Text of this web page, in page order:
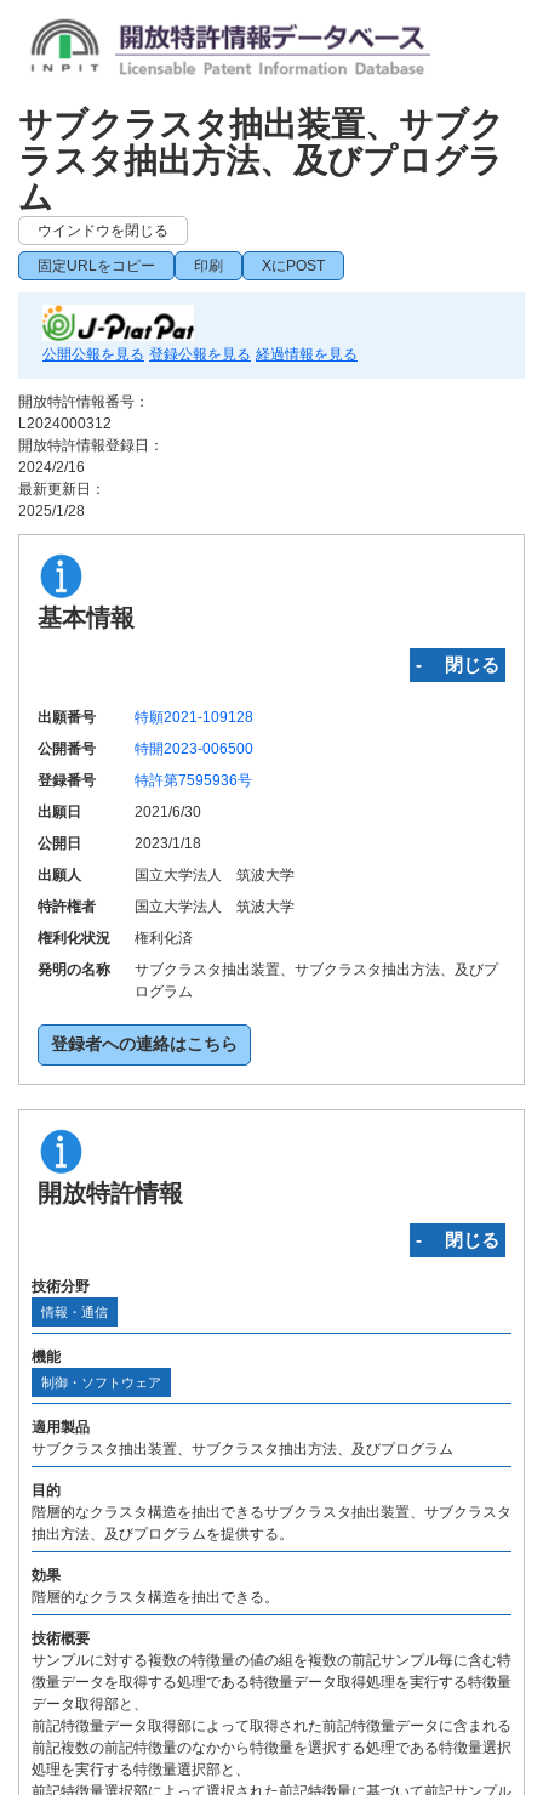
サブクラスタ抽出装置、サブク
ラスタ抽出方法、及びプログラ
ム
ウインドウを閉じる
固定URLをコピー 印刷 XにPOST
公開公報を見る 登録公報を見る 経過情報を見る
開放特許情報番号：
L2024000312
開放特許情報登録日：
2024/2/16
最新更新日：
2025/1/28
基本情報
‐ 閉じる
出願番号
特願2021-109128
公開番号
特開2023-006500
登録番号
特許第7595936号
出願日
2021/6/30
公開日
2023/1/18
出願人
国立大学法人 筑波大学
特許権者
国立大学法人 筑波大学
権利化状況
権利化済
発明の名称
サブクラスタ抽出装置、サブクラスタ抽出方法、及びプ
ログラム
登録者への連絡はこちら
開放特許情報
‐ 閉じる
技術分野
情報・通信
機能
制御・ソフトウェア
適用製品
サブクラスタ抽出装置、サブクラスタ抽出方法、及びプログラム
目的
階層的なクラスタ構造を抽出できるサブクラスタ抽出装置、サブクラスタ
抽出方法、及びプログラムを提供する。
効果
階層的なクラスタ構造を抽出できる。
技術概要
サンプルに対する複数の特徴量の値の組を複数の前記サンプル毎に含む特
徴量データを取得する処理である特徴量データ取得処理を実行する特徴量
データ取得部と、
前記特徴量データ取得部によって取得された前記特徴量データに含まれる
前記複数の前記特徴量のなかから特徴量を選択する処理である特徴量選択
処理を実行する特徴量選択部と、
前記特徴量選択部によって選択された前記特徴量に基づいて前記サンプル